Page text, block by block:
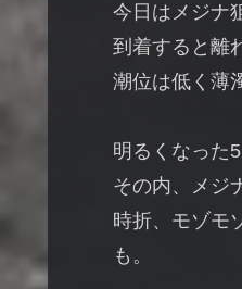
今日はメジナ
到着すると離
潮位は低く薄
明るくなった
その内、メジ
時折、モゾモ
も。